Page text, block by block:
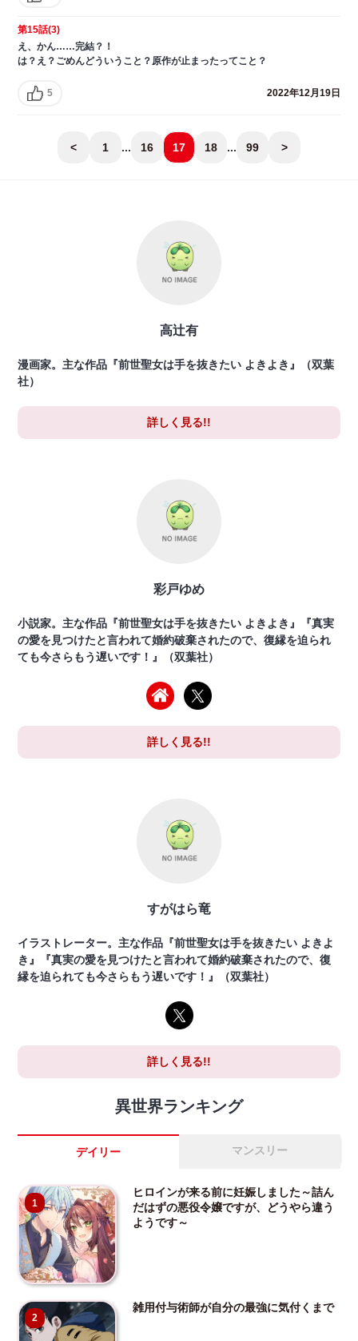
第15話(3)
え、かん……完結？！
は？え？ごめんどういうこと？原作が止まったってこと？
5 2022年12月19日
< 1 ... 16 17 18 ... 99 >
高辻有
漫画家。主な作品『前世聖女は手を抜きたい よきよき』（双葉
社）
詳しく見る!!
彩戸ゆめ
小説家。主な作品『前世聖女は手を抜きたい よきよき』『真実
の愛を見つけたと言われて婚約破棄されたので、復縁を迫られ
ても今さらもう遅いです！』（双葉社）
詳しく見る!!
すがはら竜
イラストレーター。主な作品『前世聖女は手を抜きたい よきよ
き』『真実の愛を見つけたと言われて婚約破棄されたので、復
縁を迫られても今さらもう遅いです！』（双葉社）
詳しく見る!!
異世界ランキング
デイリー マンスリー
1
ヒロインが来る前に妊娠しました～詰ん
だはずの悪役令嬢ですが、どうやら違う
ようです～
2
雑用付与術師が自分の最強に気付くまで